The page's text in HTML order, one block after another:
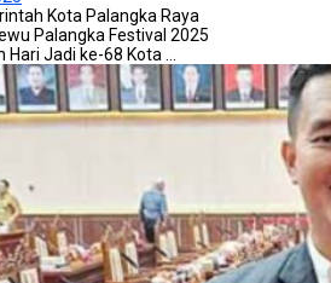
Kota Palangka Raya
Palangka Festival 2025
Jadi ke-68 Kota ...